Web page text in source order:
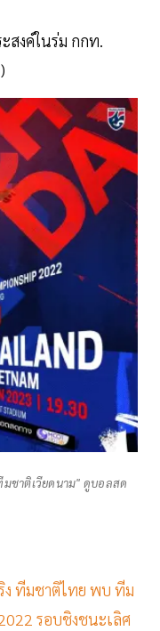
สงค์ในร่ม กกท.
)
ชาติ​เวียดนาม" ดูบอลสด
ง ทีมชาติไทย พบ ทีม
รอบชิงชนะเลิศ